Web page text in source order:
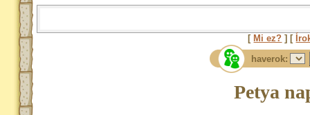
[ Mi ez? ] [
haverok:
Petya